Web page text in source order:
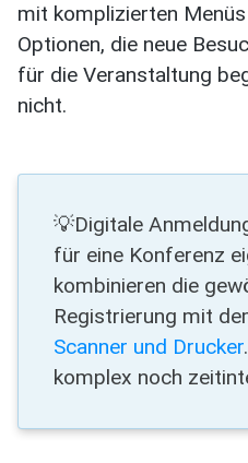
mit komplizierten Menüs
Optionen, die neue
für die Veranstaltung
nicht.
💡Digitale
für eine Konferenz
kombinieren die
Registrierung mit
Scanner und Drucker
komplex noch